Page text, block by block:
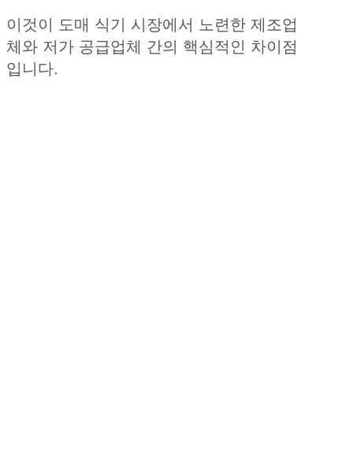
이것이 도매 식기 시장에서 노련한 제조업
체와 저가 공급업체 간의 핵심적인 차이점
입니다.